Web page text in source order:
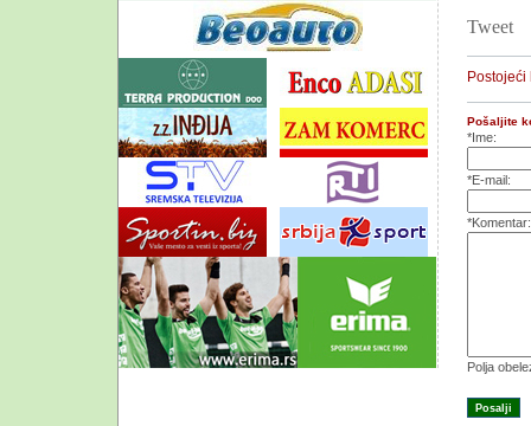
Tweet
Postojeći
Pošaljite
*Ime:
*E-mail:
*Komentar:
Polja